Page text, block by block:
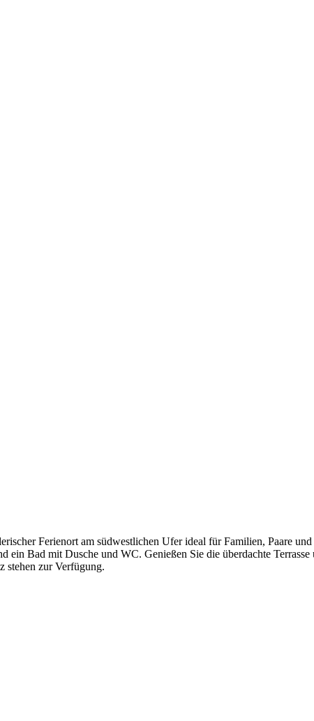
Ferienort am südwestlichen Ufer ideal für Familien, Paare
Bad mit Dusche und WC. Genießen Sie die überdachte
stehen zur Verfügung.